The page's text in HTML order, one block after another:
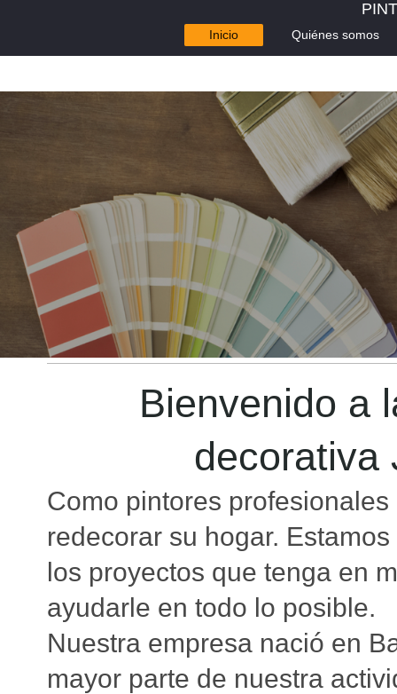
Inicio Quiénes somos
Bienvenido a
decorativa
Como pintores
redecorar su hogar.
los proyectos que tenga en
ayudarle en todo lo posible.
Nuestra empresa nació en
mayor parte de nuestra